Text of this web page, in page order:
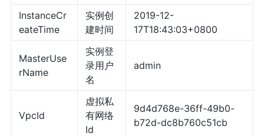
InstanceCr
eateTime
实例创
建时间
2019-12-
17T18:43:03+0800
MasterUse
rName
实例登
录用户
名
admin
VpcId
虚拟私
有网络
Id
9d4d768e-36ff-49b0-
b72d-dc8b760c51cb